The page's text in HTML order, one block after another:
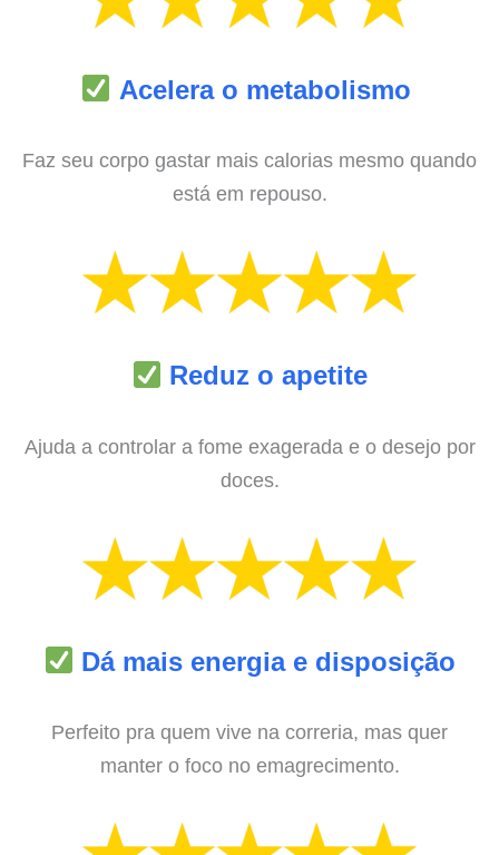
Acelera o metabolismo
Faz seu corpo gastar mais calorias mesmo quando
está em repouso.
Reduz o apetite
Ajuda a controlar a fome exagerada e o desejo por
doces.
Dá mais energia e disposição
Perfeito pra quem vive na correria, mas quer
manter o foco no emagrecimento.